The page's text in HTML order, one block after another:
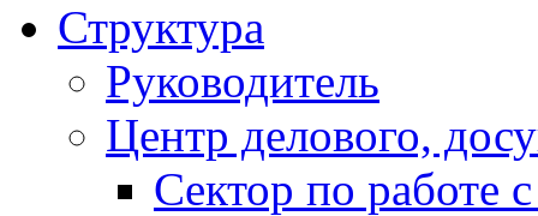
Структура
Руководитель
Центр делового,
Сектор по работе